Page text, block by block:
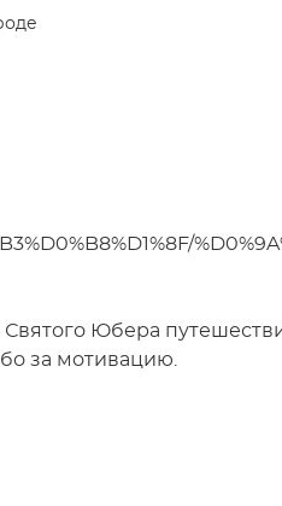
Святого Юбера
за мотивацию.